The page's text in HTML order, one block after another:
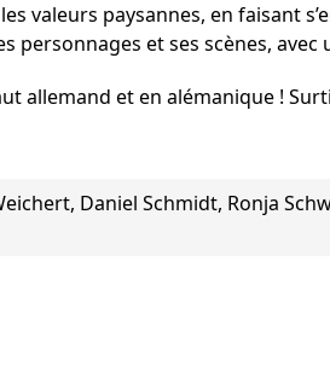
valeurs paysannes, en faisant
personnages et ses scènes,
allemand et en alémanique !
Daniel Schmidt, Ronja